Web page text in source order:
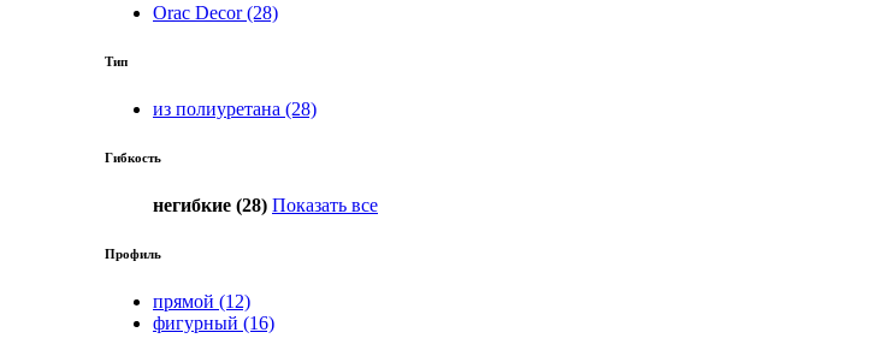
Orac Decor (28)
Тип
из полиуретана (28)
Гибкость
негибкие (28) Показать все
Профиль
прямой (12)
фигурный (16)